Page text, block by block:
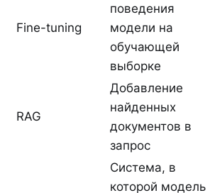
Fine-tuning
поведения
модели на
обучающей
выборке
RAG
Добавление
найденных
документов в
запрос
Система, в
которой модель